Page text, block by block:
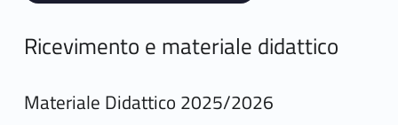
Ricevimento e materiale didattico
Materiale Didattico 2025/2026